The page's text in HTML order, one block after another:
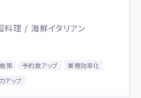
料理 / 海鮮イタリアン
策 予約数アップ
業務効率化
アップ